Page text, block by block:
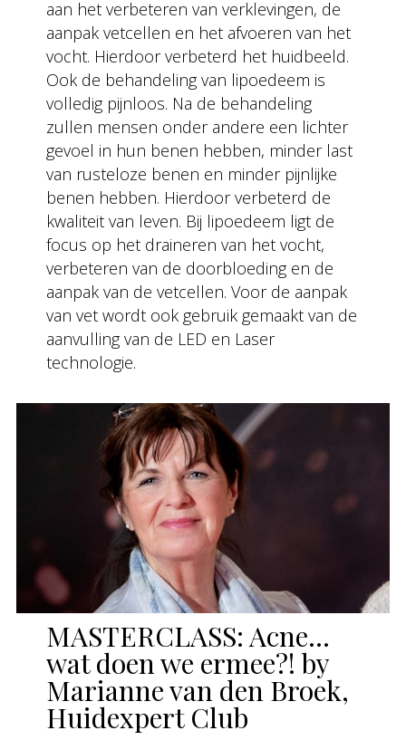
aan het verbeteren van verklevingen, de
aanpak vetcellen en het afvoeren van het
vocht. Hierdoor verbeterd het huidbeeld.
Ook de behandeling van lipoedeem is
volledig pijnloos. Na de behandeling
zullen mensen onder andere een lichter
gevoel in hun benen hebben, minder last
van rusteloze benen en minder pijnlijke
benen hebben. Hierdoor verbeterd de
kwaliteit van leven. Bij lipoedeem ligt de
focus op het draineren van het vocht,
verbeteren van de doorbloeding en de
aanpak van de vetcellen. Voor de aanpak
van vet wordt ook gebruik gemaakt van de
aanvulling van de LED en Laser
technologie.
MASTERCLASS: Acne…
wat doen we ermee?! by
Marianne van den Broek,
Huidexpert Club